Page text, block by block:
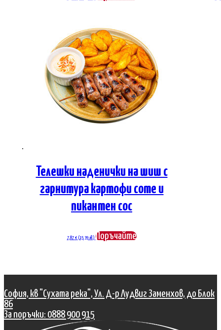
Телешки наденички на шиш с
гарнитура картофи соте и
пикантен сос
7,87 € (15.39 лв.) Поръчайте
София, кв "Сухата река", Ул. Д-р Лудвиг Заменхов, до Блок
86
За поръчки: 0888 900 915